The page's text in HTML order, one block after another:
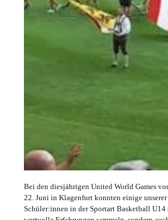
Bei den diesjährigen United World Games
22. Juni in Klagenfurt konnten einige unserer
Schüler:innen in der Sportart Basketball